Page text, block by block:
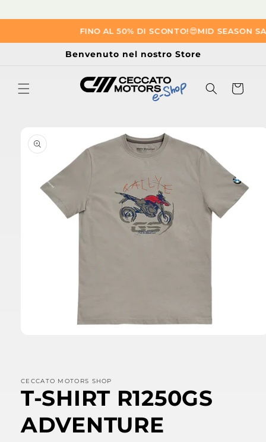
FINO AL 50% DI SCONTO!😎​MID SEASON
Vai
ai contenuti
Benvenuto nel nostro Store
Carrello
informazioni
sul prodotto
finestra
modale
CECCATO MOTORS SHOP
T-SHIRT R1250GS
ADVENTURE